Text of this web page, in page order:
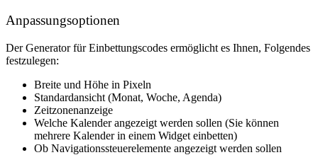
Anpassungsoptionen
Der Generator für Einbettungscodes ermöglicht es Ihnen, Folgendes
festzulegen:
Breite und Höhe in Pixeln
Standardansicht (Monat, Woche, Agenda)
Zeitzonenanzeige
Welche Kalender angezeigt werden sollen (Sie können
mehrere Kalender in einem Widget einbetten)
Ob Navigationssteuerelemente angezeigt werden sollen